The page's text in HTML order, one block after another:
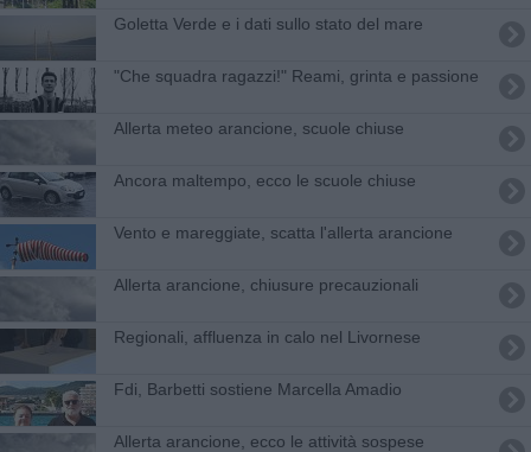
Goletta Verde e i dati sullo stato del mare
"Che squadra ragazzi!" Reami, grinta e passione
Allerta meteo arancione, scuole chiuse
Ancora maltempo, ecco le scuole chiuse
Vento e mareggiate, scatta l'allerta arancione
Allerta arancione, chiusure precauzionali
Regionali, affluenza in calo nel Livornese
Fdi, Barbetti sostiene Marcella Amadio
Allerta arancione, ecco le attività sospese